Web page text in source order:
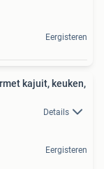
Eergisteren
kajuit, keuken,
Details
Eergisteren